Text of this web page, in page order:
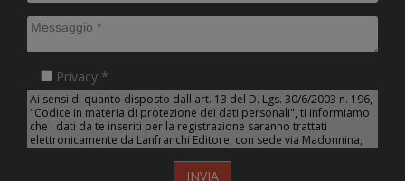
Privacy *
Ai sensi di quanto disposto dall'art. 13 del D. Lgs. 30/6/2003 n. 196,
"Codice in materia di protezione dei dati personali", ti informiamo
che i dati da te inseriti per la registrazione saranno trattati
elettronicamente da Lanfranchi Editore, con sede via Madonnina,
DGLine Srl con sede in Milano, via Via del Carpino, 8, 47822
INVIA